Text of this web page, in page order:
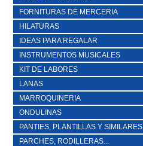
FORNITURAS DE MERCERIA
HILATURAS
IDEAS PARA REGALAR
INSTRUMENTOS MUSICALES
KIT DE LABORES
LANAS
MARROQUINERIA
ONDULINAS
PANTIES, PLANTILLAS Y SIMILARES
PARCHES, RODILLERAS...